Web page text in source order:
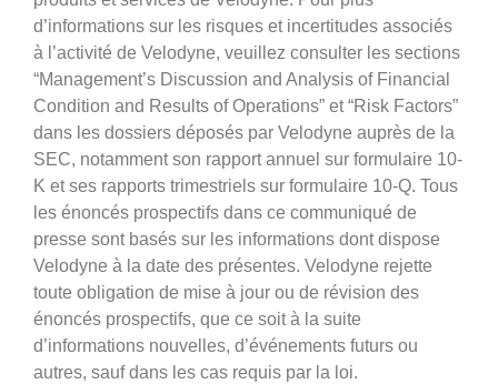
d’informations sur les risques et incertitudes associés
à l’activité de Velodyne, veuillez consulter les sections
“Management’s Discussion and Analysis of Financial
Condition and Results of Operations” et “Risk Factors”
dans les dossiers déposés par Velodyne auprès de la
SEC, notamment son rapport annuel sur formulaire 10-
K et ses rapports trimestriels sur formulaire 10-Q. Tous
les énoncés prospectifs dans ce communiqué de
presse sont basés sur les informations dont dispose
Velodyne à la date des présentes. Velodyne rejette
toute obligation de mise à jour ou de révision des
énoncés prospectifs, que ce soit à la suite
d’informations nouvelles, d’événements futurs ou
autres, sauf dans les cas requis par la loi.